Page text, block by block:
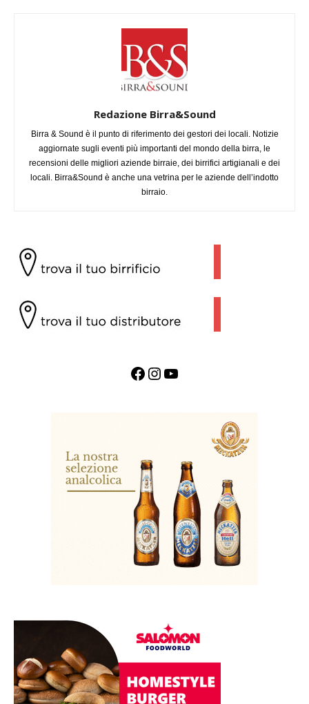
Redazione Birra&Sound
Birra & Sound è il punto di riferimento dei gestori dei locali. Notizie
aggiornate sugli eventi più importanti del mondo della birra, le
recensioni delle migliori aziende birraie, dei birrifici artigianali e dei
locali. Birra&Sound è anche una vetrina per le aziende dell’indotto
birraio.
Facebook InstagramYouTube